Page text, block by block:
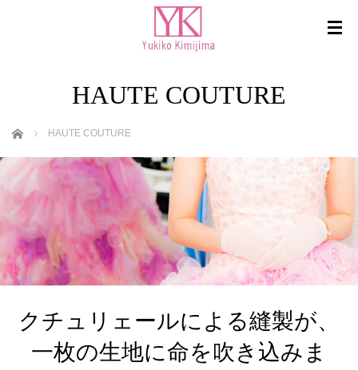
HAUTE COUTURE
ホーム HAUTE COUTURE
クチュリェールによる縫製が、
一枚の生地に命を吹き込みま